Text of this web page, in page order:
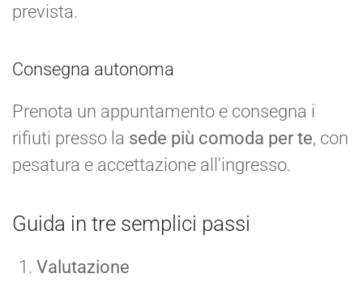
prevista.
Consegna autonoma
Prenota un appuntamento e consegna i
rifiuti presso la sede più comoda per te, con
pesatura e accettazione all'ingresso.
Guida in tre semplici passi
Valutazione